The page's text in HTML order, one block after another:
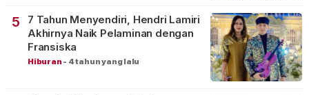
5
7 Tahun Menyendiri, Hendri Lamiri
Akhirnya Naik Pelaminan dengan
Fransiska
Hiburan - 4 tahun yang lalu